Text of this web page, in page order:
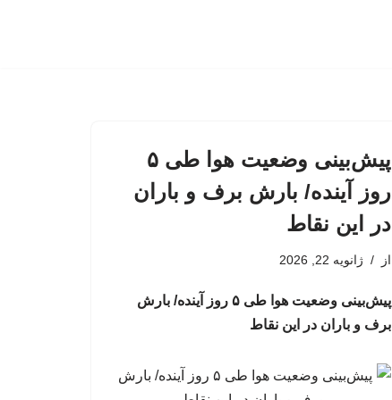
پیش‌بینی وضعیت هوا طی ۵
روز آینده/ بارش برف و باران
در این نقاط
از ژانویه 22, 2026
پیش‌بینی وضعیت هوا طی ۵ روز آینده/ بارش
برف و باران در این نقاط